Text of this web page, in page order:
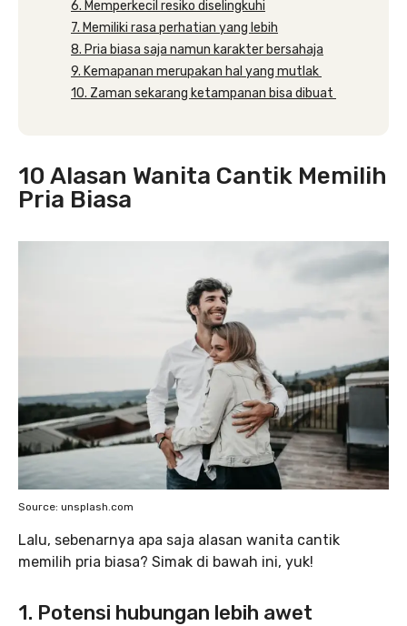
6. Memperkecil resiko diselingkuhi
7. Memiliki rasa perhatian yang lebih
8. Pria biasa saja namun karakter bersahaja
9. Kemapanan merupakan hal yang mutlak
10. Zaman sekarang ketampanan bisa dibuat
10 Alasan Wanita Cantik Memilih
Pria Biasa
Source: unsplash.com
Lalu, sebenarnya apa saja alasan wanita cantik
memilih pria biasa? Simak di bawah ini, yuk!
1. Potensi hubungan lebih awet